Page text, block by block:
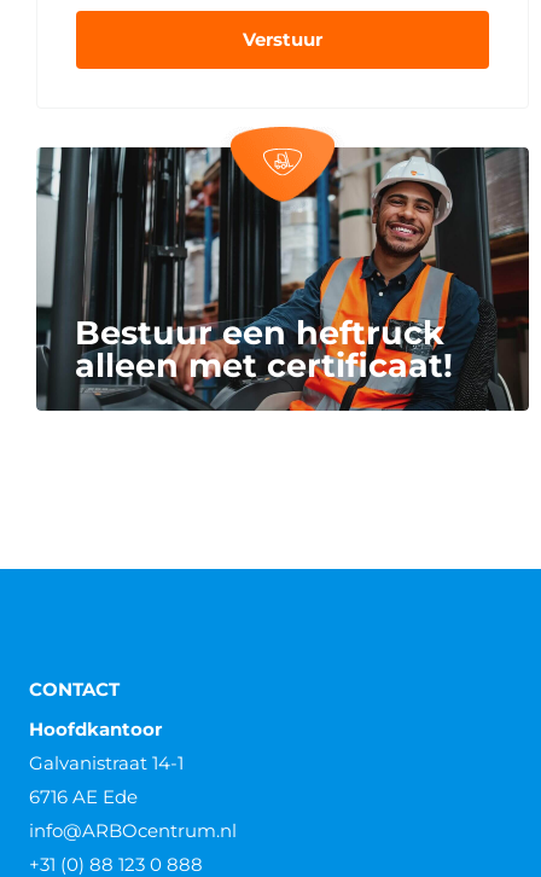
Verstuur
Bestuur een heftruck
alleen met certificaat!
CONTACT
Hoofdkantoor
Galvanistraat 14-1
6716 AE Ede
info@ARBOcentrum.nl
+31 (0) 88 123 0 888